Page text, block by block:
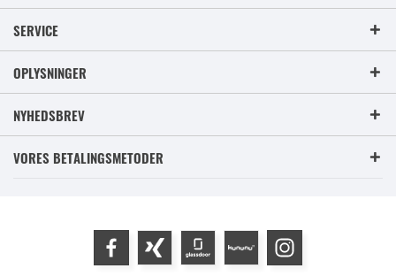
SERVICE
OPLYSNINGER
NYHEDSBREV
VORES BETALINGSMETODER